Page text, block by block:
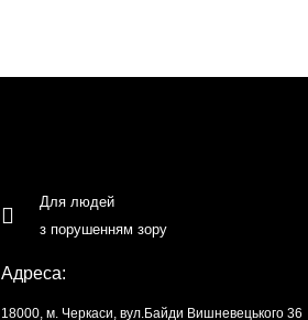
Для людей
з порушенням зору
Адреса:
18000, м. Черкаси, вул.Байди Вишневецького 36